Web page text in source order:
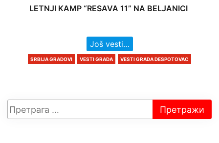
LETNJI KAMP “RESAVA 11” NA BELJANICI
Još vesti…
SRBIJA GRADOVI VESTI GRADA VESTI GRADA DESPOTOVAC